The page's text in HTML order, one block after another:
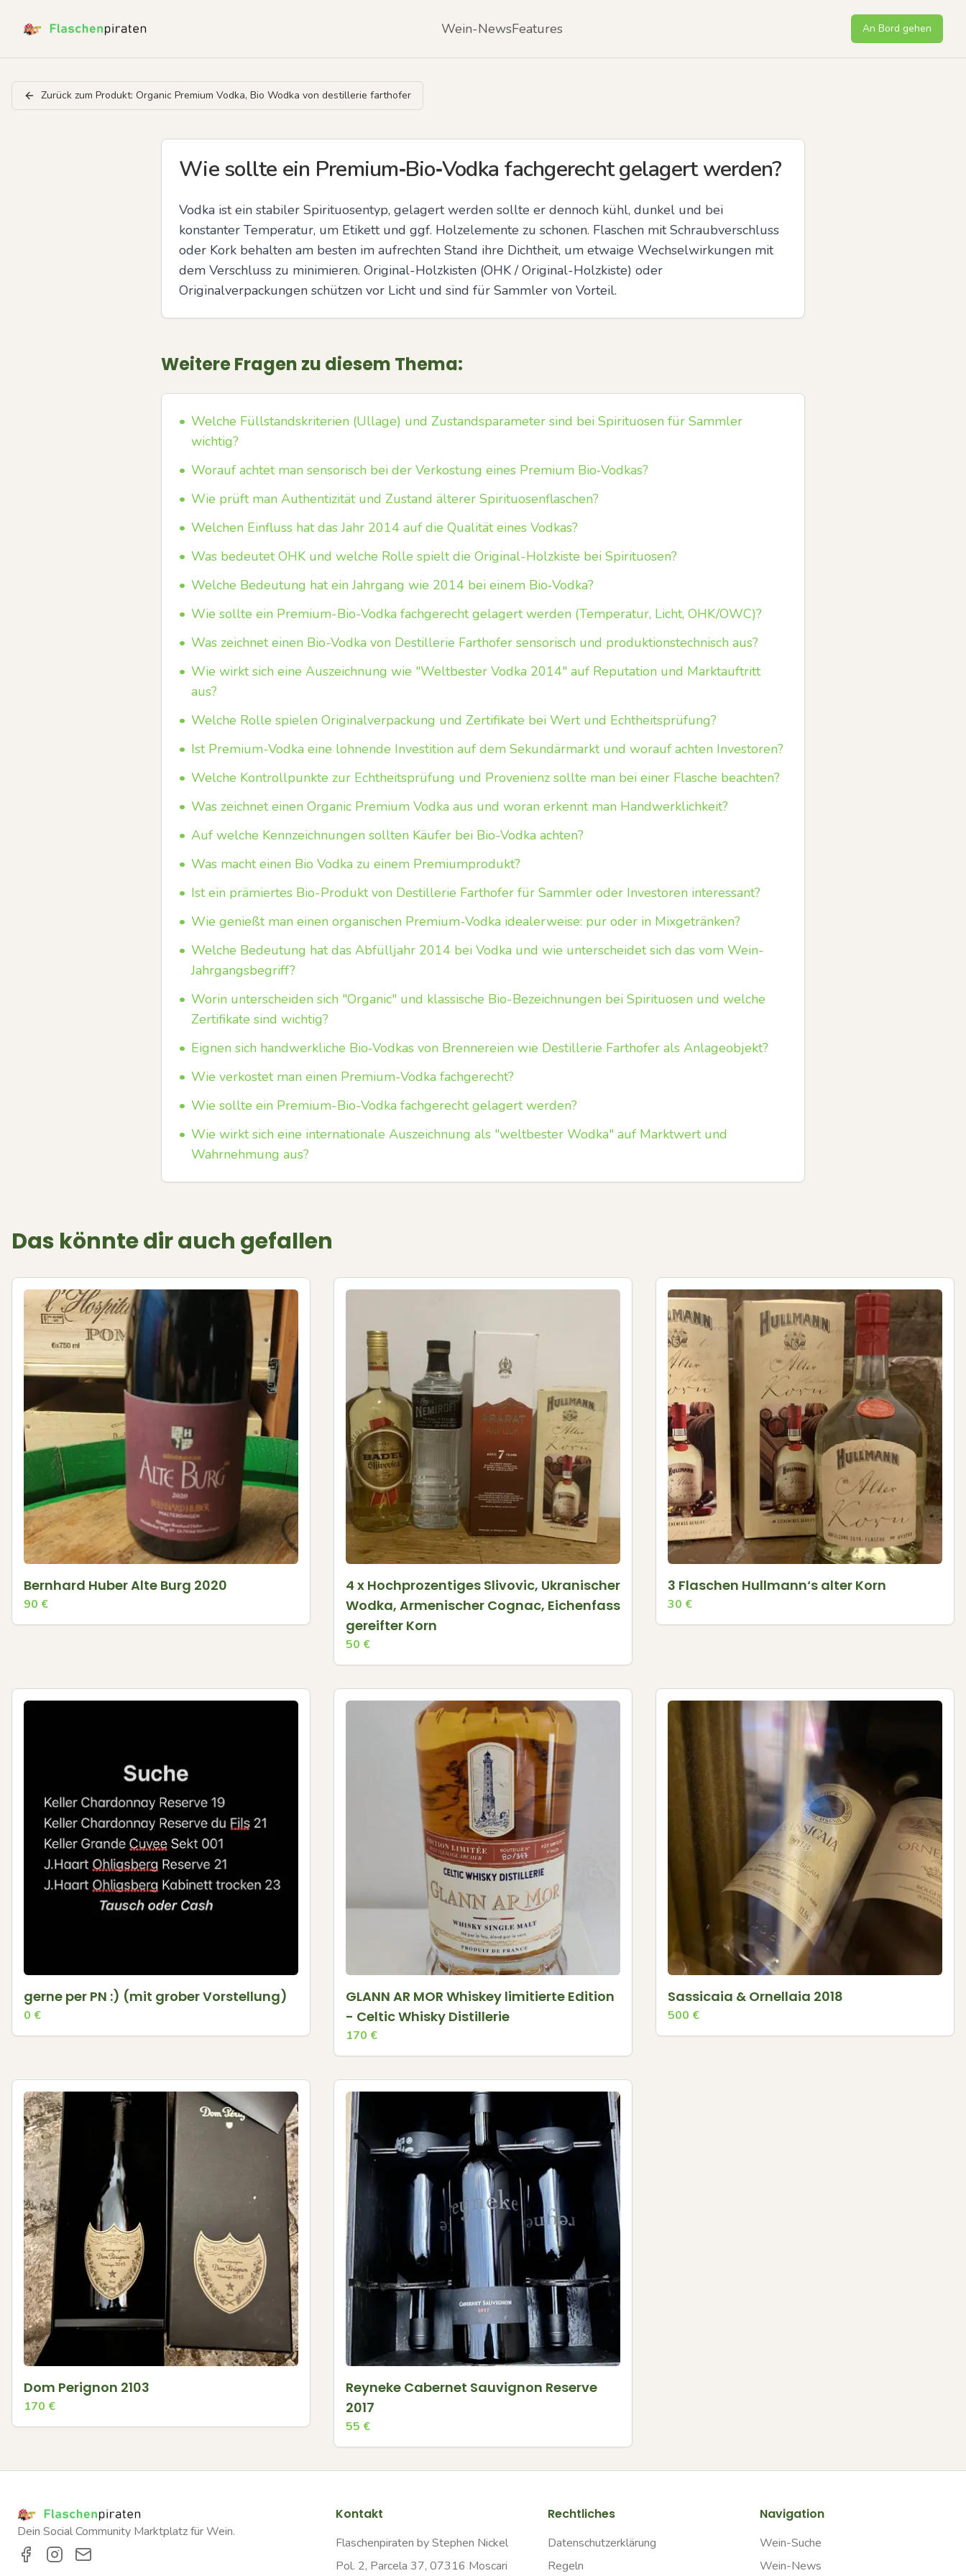
Wein-NewsFeatures An Bord gehen
Zurück zum Produkt: Organic Premium Vodka, Bio Wodka von destillerie farthofer
Wie sollte ein Premium‑Bio‑Vodka fachgerecht gelagert werden?
Vodka ist ein stabiler Spirituosentyp, gelagert werden sollte er dennoch kühl, dunkel und bei
konstanter Temperatur, um Etikett und ggf. Holzelemente zu schonen. Flaschen mit Schraubverschluss
oder Kork behalten am besten im aufrechten Stand ihre Dichtheit, um etwaige Wechselwirkungen mit
dem Verschluss zu minimieren. Original-Holzkisten (OHK / Original-Holzkiste) oder
Originalverpackungen schützen vor Licht und sind für Sammler von Vorteil.
Weitere Fragen zu diesem Thema:
• Welche Füllstandskriterien (Ullage) und Zustandsparameter sind bei Spirituosen für Sammler
wichtig?
• Worauf achtet man sensorisch bei der Verkostung eines Premium Bio‑Vodkas?
• Wie prüft man Authentizität und Zustand älterer Spirituosenflaschen?
• Welchen Einfluss hat das Jahr 2014 auf die Qualität eines Vodkas?
• Was bedeutet OHK und welche Rolle spielt die Original-Holzkiste bei Spirituosen?
• Welche Bedeutung hat ein Jahrgang wie 2014 bei einem Bio‑Vodka?
• Wie sollte ein Premium-Bio-Vodka fachgerecht gelagert werden (Temperatur, Licht, OHK/OWC)?
• Was zeichnet einen Bio-Vodka von Destillerie Farthofer sensorisch und produktionstechnisch aus?
• Wie wirkt sich eine Auszeichnung wie "Weltbester Vodka 2014" auf Reputation und Marktauftritt
aus?
• Welche Rolle spielen Originalverpackung und Zertifikate bei Wert und Echtheitsprüfung?
• Ist Premium-Vodka eine lohnende Investition auf dem Sekundärmarkt und worauf achten Investoren?
• Welche Kontrollpunkte zur Echtheitsprüfung und Provenienz sollte man bei einer Flasche beachten?
• Was zeichnet einen Organic Premium Vodka aus und woran erkennt man Handwerklichkeit?
• Auf welche Kennzeichnungen sollten Käufer bei Bio-Vodka achten?
• Was macht einen Bio Vodka zu einem Premiumprodukt?
• Ist ein prämiertes Bio-Produkt von Destillerie Farthofer für Sammler oder Investoren interessant?
• Wie genießt man einen organischen Premium-Vodka idealerweise: pur oder in Mixgetränken?
• Welche Bedeutung hat das Abfülljahr 2014 bei Vodka und wie unterscheidet sich das vom Wein-
Jahrgangsbegriff?
• Worin unterscheiden sich "Organic" und klassische Bio-Bezeichnungen bei Spirituosen und welche
Zertifikate sind wichtig?
• Eignen sich handwerkliche Bio‑Vodkas von Brennereien wie Destillerie Farthofer als Anlageobjekt?
• Wie verkostet man einen Premium-Vodka fachgerecht?
• Wie sollte ein Premium-Bio-Vodka fachgerecht gelagert werden?
• Wie wirkt sich eine internationale Auszeichnung als "weltbester Wodka" auf Marktwert und
Wahrnehmung aus?
Das könnte dir auch gefallen
Bernhard Huber Alte Burg 2020
90 €
4 x Hochprozentiges Slivovic, Ukranischer
Wodka, Armenischer Cognac, Eichenfass
gereifter Korn
50 €
3 Flaschen Hullmann‘s alter Korn
30 €
gerne per PN :) (mit grober Vorstellung)
0 €
GLANN AR MOR Whiskey limitierte Edition
- Celtic Whisky Distillerie
170 €
Sassicaia & Ornellaia 2018
500 €
Dom Perignon 2103
170 €
Reyneke Cabernet Sauvignon Reserve
2017
55 €
Dein Social Community Marktplatz für Wein.
Kontakt
Flaschenpiraten by Stephen Nickel
Pol. 2, Parcela 37, 07316 Moscari
Rechtliches
Datenschutzerklärung
Regeln
Navigation
Wein-Suche
Wein-News